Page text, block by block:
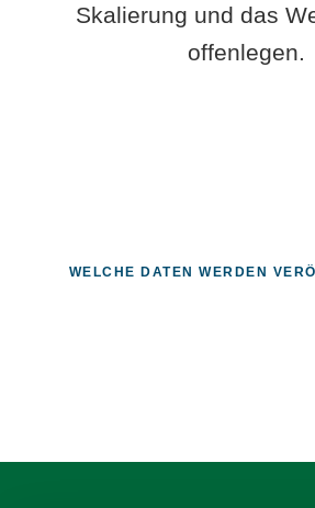
Skalierung und das
offenlegen.
WELCHE DATEN WERDEN